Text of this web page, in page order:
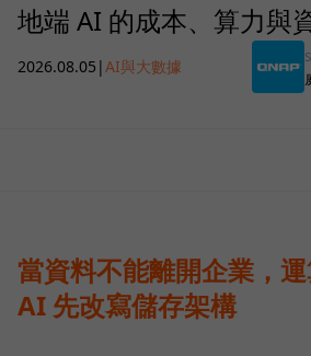
地端 AI 的成本、算力與
2026.08.05 |AI與大數據
當資料不能離開企業，運
AI 先改寫儲存架構